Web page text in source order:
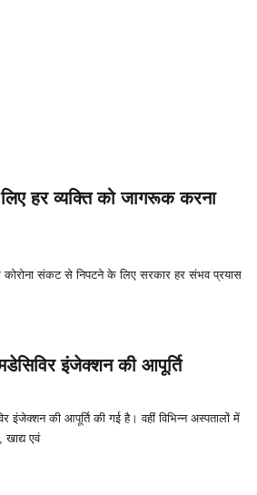
हर व्यक्ति को जागरूक करना
कोरोना संकट से निपटने के लिए सरकार हर संभव प्रयास
इंजेक्शन की आपूर्ति
की आपूर्ति की गई है। वहीं विभिन्न अस्पतालों में
एवं